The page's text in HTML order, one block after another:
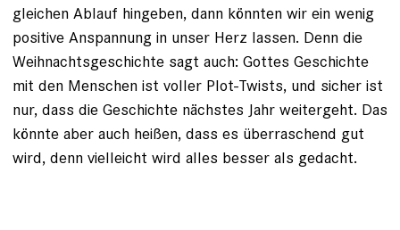
gleichen Ablauf hingeben, dann könnten wir ein wenig
positive Anspannung in unser Herz lassen. Denn die
Weihnachtsgeschichte sagt auch: Gottes Geschichte
mit den Menschen ist voller Plot-Twists, und sicher ist
nur, dass die Geschichte nächstes Jahr weitergeht. Das
könnte aber auch heißen, dass es überraschend gut
wird, denn vielleicht wird alles besser als gedacht.